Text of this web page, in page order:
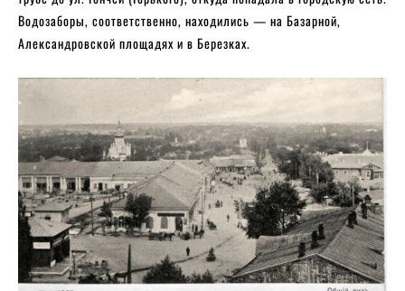
Водозаборы, соответственно, находились — на Базарной,
Александровской площадях и в Березках.